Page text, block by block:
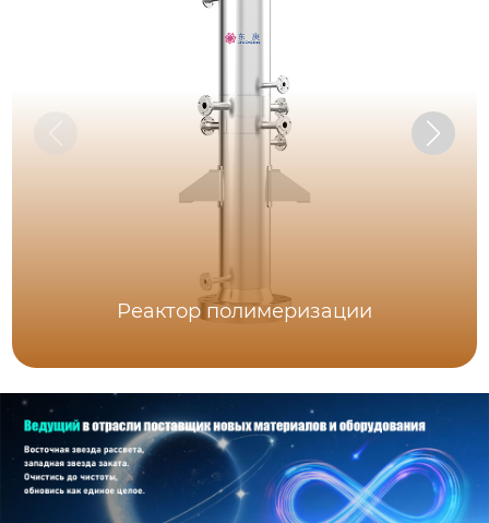
Реактор полимеризации